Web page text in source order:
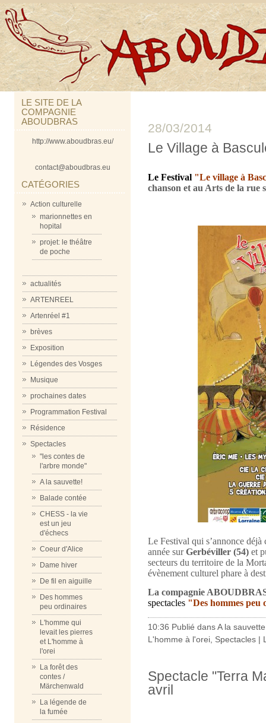
LE SITE DE LA
COMPAGNIE
ABOUDBRAS
http://www.aboudbras.eu/
contact@aboudbras.eu
CATÉGORIES
Action culturelle
marionnettes en
hopital
projet: le théâtre
de poche
actualités
ARTENREEL
Artenréel #1
brèves
Exposition
Légendes des Vosges
Musique
prochaines dates
Programmation Festival
Résidence
Spectacles
"les contes de
l'arbre monde"
A la sauvette!
Balade contée
CHESS - la vie
est un jeu
d'échecs
Coeur d'Alice
Dame hiver
De fil en aiguille
Des hommes
peu ordinaires
L'homme qui
levait les pierres
et L'homme à
l'orei
La forêt des
contes /
Märchenwald
La légende de
la fumée
28/03/2014
Le Village à
Le Festival "Le village à
chanson et au Arts de la
Le Festival qui s’annonce déjà
année surGerbéviller (54) et
secteurs du territoire de la
évènement culturel phare à
La compagnie
spectacles "Des hommes
10:36 Publié dansA la
L'homme à l'orei Spectacles |
Spectacle "Terra
avril